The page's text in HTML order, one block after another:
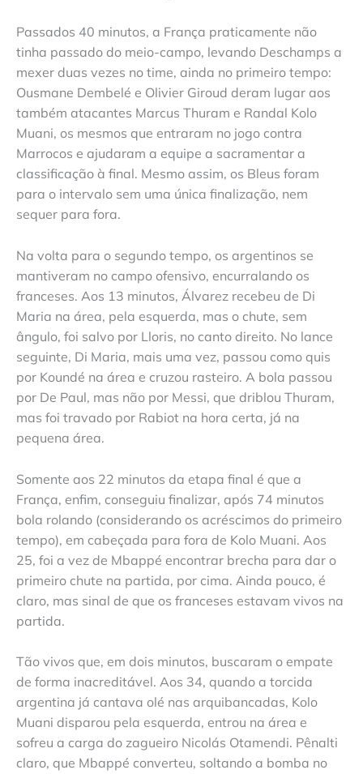
Passados 40 minutos, a França praticamente não
tinha passado do meio-campo, levando Deschamps a
mexer duas vezes no time, ainda no primeiro tempo:
Ousmane Dembelé e Olivier Giroud deram lugar aos
também atacantes Marcus Thuram e Randal Kolo
Muani, os mesmos que entraram no jogo contra
Marrocos e ajudaram a equipe a sacramentar a
classificação à final. Mesmo assim, os Bleus foram
para o intervalo sem uma única finalização, nem
sequer para fora.
Na volta para o segundo tempo, os argentinos se
mantiveram no campo ofensivo, encurralando os
franceses. Aos 13 minutos, Álvarez recebeu de Di
Maria na área, pela esquerda, mas o chute, sem
ângulo, foi salvo por Lloris, no canto direito. No lance
seguinte, Di Maria, mais uma vez, passou como quis
por Koundé na área e cruzou rasteiro. A bola passou
por De Paul, mas não por Messi, que driblou Thuram,
mas foi travado por Rabiot na hora certa, já na
pequena área.
Somente aos 22 minutos da etapa final é que a
França, enfim, conseguiu finalizar, após 74 minutos
bola rolando (considerando os acréscimos do primeiro
tempo), em cabeçada para fora de Kolo Muani. Aos
25, foi a vez de Mbappé encontrar brecha para dar o
primeiro chute na partida, por cima. Ainda pouco, é
claro, mas sinal de que os franceses estavam vivos na
partida.
Tão vivos que, em dois minutos, buscaram o empate
de forma inacreditável. Aos 34, quando a torcida
argentina já cantava olé nas arquibancadas, Kolo
Muani disparou pela esquerda, entrou na área e
sofreu a carga do zagueiro Nicolás Otamendi. Pênalti
claro, que Mbappé converteu, soltando a bomba no